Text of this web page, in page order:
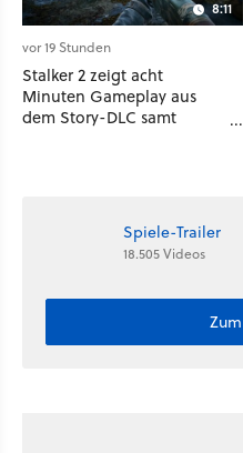
8:11
vor 19 Stunden
Stalker 2 zeigt acht
Minuten Gameplay aus
dem Story-DLC samt
Spiele-Trailer
18.505 Videos